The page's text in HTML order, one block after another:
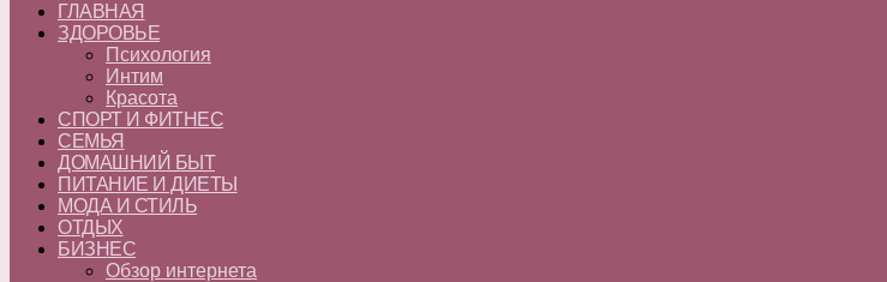
ГЛАВНАЯ
ЗДОРОВЬЕ
Психология
Интим
Красота
СПОРТ И ФИТНЕС
СЕМЬЯ
ДОМАШНИЙ БЫТ
ПИТАНИЕ И ДИЕТЫ
МОДА И СТИЛЬ
ОТДЫХ
БИЗНЕС
Обзор интернета